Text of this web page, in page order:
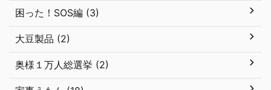
困った！SOS編 (3)
大豆製品 (2)
奥様１万人総選挙 (2)